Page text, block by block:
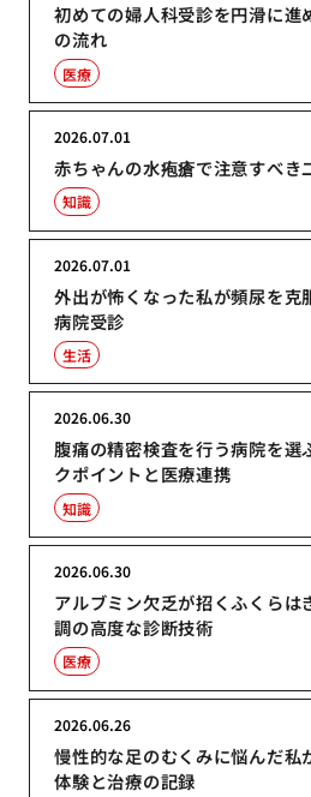
初めての婦人科受診を円滑に進
の流れ
医療
赤ちゃんの水疱瘡で注意すべき
2026.07.01
知識
外出が怖くなった私が頻尿を克
病院受診
2026.07.01
生活
腹痛の精密検査を行う病院を選
クポイントと医療連携
2026.06.30
知識
アルブミン欠乏が招くふくらは
調の高度な診断技術
2026.06.30
医療
慢性的な足のむくみに悩んだ私
体験と治療の記録
2026.06.26